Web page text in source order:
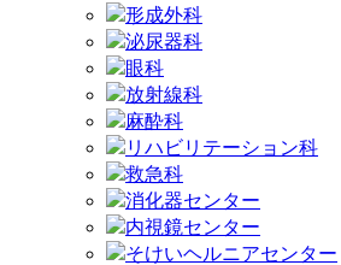
形成外科
泌尿器科
眼科
放射線科
麻酔科
リハビリテーション科
救急科
消化器センター
内視鏡センター
そけいヘルニアセンター